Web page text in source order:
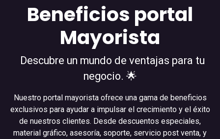
Beneficios portal
Mayorista
Descubre un mundo de ventajas para tu
negocio. 🌟
Nuestro portal mayorista ofrece una gama de beneficios
exclusivos para ayudar a impulsar el crecimiento y el éxito
de nuestros clientes. Desde descuentos especiales,
material gráfico, asesoría, soporte, servicio post venta, y